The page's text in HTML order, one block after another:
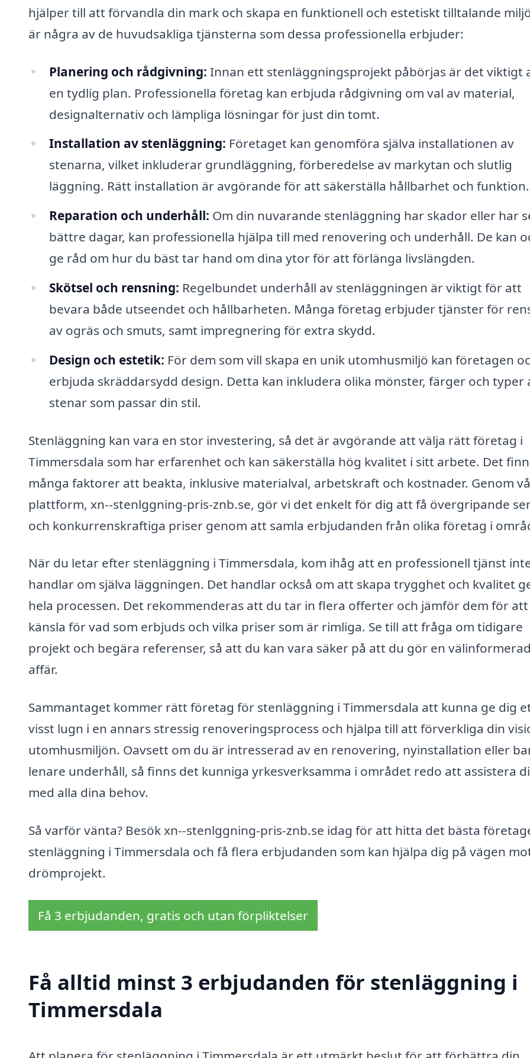
hjälper till att förvandla din mark och skapa en funktionell och estetiskt tilltalande
är några av de huvudsakliga tjänsterna som dessa professionella erbjuder:
Planering och rådgivning: Innan ett stenläggningsprojekt påbörjas är det viktigt
en tydlig plan. Professionella företag kan erbjuda rådgivning om val av material,
designalternativ och lämpliga lösningar för just din tomt.
Installation av stenläggning: Företaget kan genomföra själva installationen av
stenarna, vilket inkluderar grundläggning, förberedelse av markytan och slutlig
läggning. Rätt installation är avgörande för att säkerställa hållbarhet och funktion.
Reparation och underhåll: Om din nuvarande stenläggning har skador eller har
bättre dagar, kan professionella hjälpa till med renovering och underhåll. De kan
ge råd om hur du bäst tar hand om dina ytor för att förlänga livslängden.
Skötsel och rensning: Regelbundet underhåll av stenläggningen är viktigt för att
bevara både utseendet och hållbarheten. Många företag erbjuder tjänster för
av ogräs och smuts, samt impregnering för extra skydd.
Design och estetik: För dem som vill skapa en unik utomhusmiljö kan företagen
erbjuda skräddarsydd design. Detta kan inkludera olika mönster, färger och typer
stenar som passar din stil.
Stenläggning kan vara en stor investering, så det är avgörande att välja rätt företag i
Timmersdala som har erfarenhet och kan säkerställa hög kvalitet i sitt arbete. Det
många faktorer att beakta, inklusive materialval, arbetskraft och kostnader. Genom
plattform, xn--stenlggning-pris-znb.se, gör vi det enkelt för dig att få övergripande
och konkurrenskraftiga priser genom att samla erbjudanden från olika företag i
När du letar efter stenläggning i Timmersdala, kom ihåg att en professionell tjänst
handlar om själva läggningen. Det handlar också om att skapa trygghet och kvalitet
hela processen. Det rekommenderas att du tar in flera offerter och jämför dem för
känsla för vad som erbjuds och vilka priser som är rimliga. Se till att fråga om tidigare
projekt och begära referenser, så att du kan vara säker på att du gör en
affär.
Sammantaget kommer rätt företag för stenläggning i Timmersdala att kunna ge dig
visst lugn i en annars stressig renoveringsprocess och hjälpa till att förverkliga din
utomhusmiljön. Oavsett om du är intresserad av en renovering, nyinstallation eller
lenare underhåll, så finns det kunniga yrkesverksamma i området redo att assistera
med alla dina behov.
Så varför vänta? Besök xn--stenlggning-pris-znb.se idag för att hitta det bästa
stenläggning i Timmersdala och få flera erbjudanden som kan hjälpa dig på vägen
drömprojekt.
Få 3 erbjudanden, gratis och utan förpliktelser
Få alltid minst 3 erbjudanden för stenläggning i
Timmersdala